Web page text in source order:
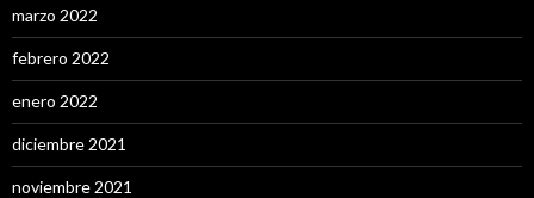
marzo 2022
febrero 2022
enero 2022
diciembre 2021
noviembre 2021